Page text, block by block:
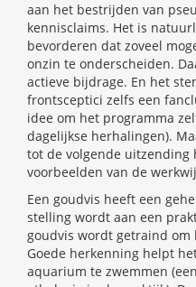
aan het bestrijden van
kennisclaims. Het is
bevorderen dat zoveel
onzin te onderscheiden.
actieve bijdrage. En het
frontsceptici zelfs een
idee om het programma
dagelijkse herhalingen).
tot de volgende uitzending
voorbeelden van de
Een goudvis heeft een
stelling wordt aan een
goudvis wordt getraind
Goede herkenning helpt
aquarium te zwemmen